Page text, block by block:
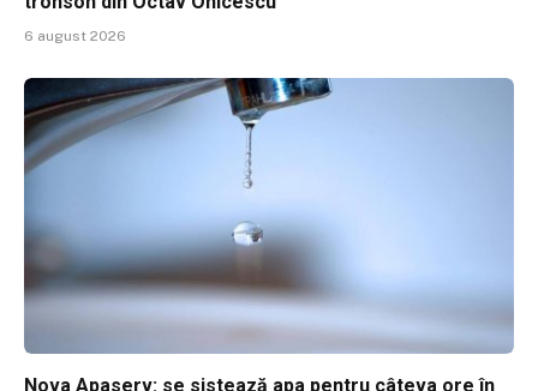
6 august 2026
Nova Apaserv: se sistează apa pentru câteva ore în